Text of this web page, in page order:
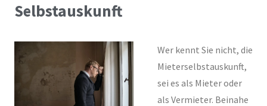
Selbstauskunft
Wer kennt Sie nicht, die
Mieterselbstauskunft,
sei es als Mieter oder
als Vermieter. Beinahe